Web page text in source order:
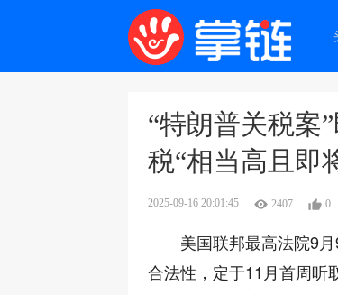
“特朗普关税案
税“相当高且即
2025-09-16 20:01:45 2407 0
美国联邦最高法院9
合法性，定于11月首周听